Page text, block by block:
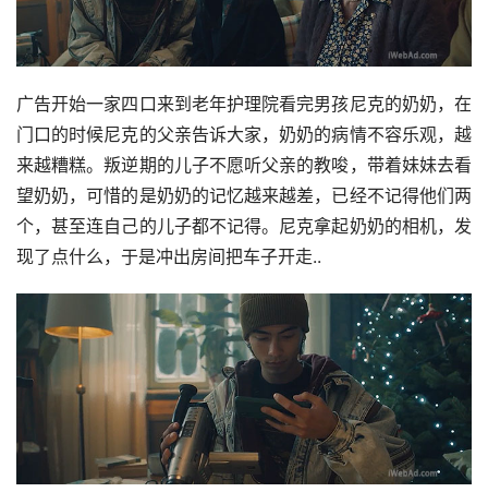
广告开始一家四口来到老年护理院看完男孩尼克的奶奶，在
门口的时候尼克的父亲告诉大家，奶奶的病情不容乐观，越
来越糟糕。叛逆期的儿子不愿听父亲的教唆，带着妹妹去看
望奶奶，可惜的是奶奶的记忆越来越差，已经不记得他们两
个，甚至连自己的儿子都不记得。尼克拿起奶奶的相机，发
现了点什么，于是冲出房间把车子开走..